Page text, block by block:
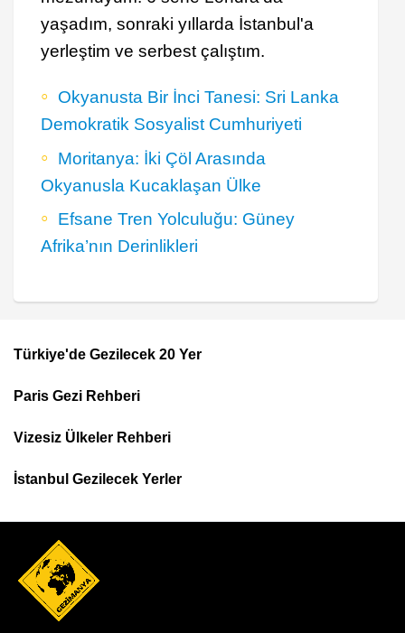
yaşadım, sonraki yıllarda İstanbul'a
yerleştim ve serbest çalıştım.
Okyanusta Bir İnci Tanesi: Sri Lanka
Demokratik Sosyalist Cumhuriyeti
Moritanya: İki Çöl Arasında
Okyanusla Kucaklaşan Ülke
Efsane Tren Yolculuğu: Güney
Afrika’nın Derinlikleri
Top
Menu
Türkiye'de Gezilecek 20 Yer
Paris Gezi Rehberi
Vizesiz Ülkeler Rehberi
İstanbul Gezilecek Yerler